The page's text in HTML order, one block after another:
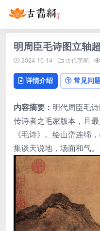
明周臣毛诗图立轴
2024-10-14 古代字画
详情介绍 常见问
内容摘要： 明代周臣毛
传诗者之毛家版本，且
《毛诗》。绘山峦连绵
集谈天说地，场面和气。